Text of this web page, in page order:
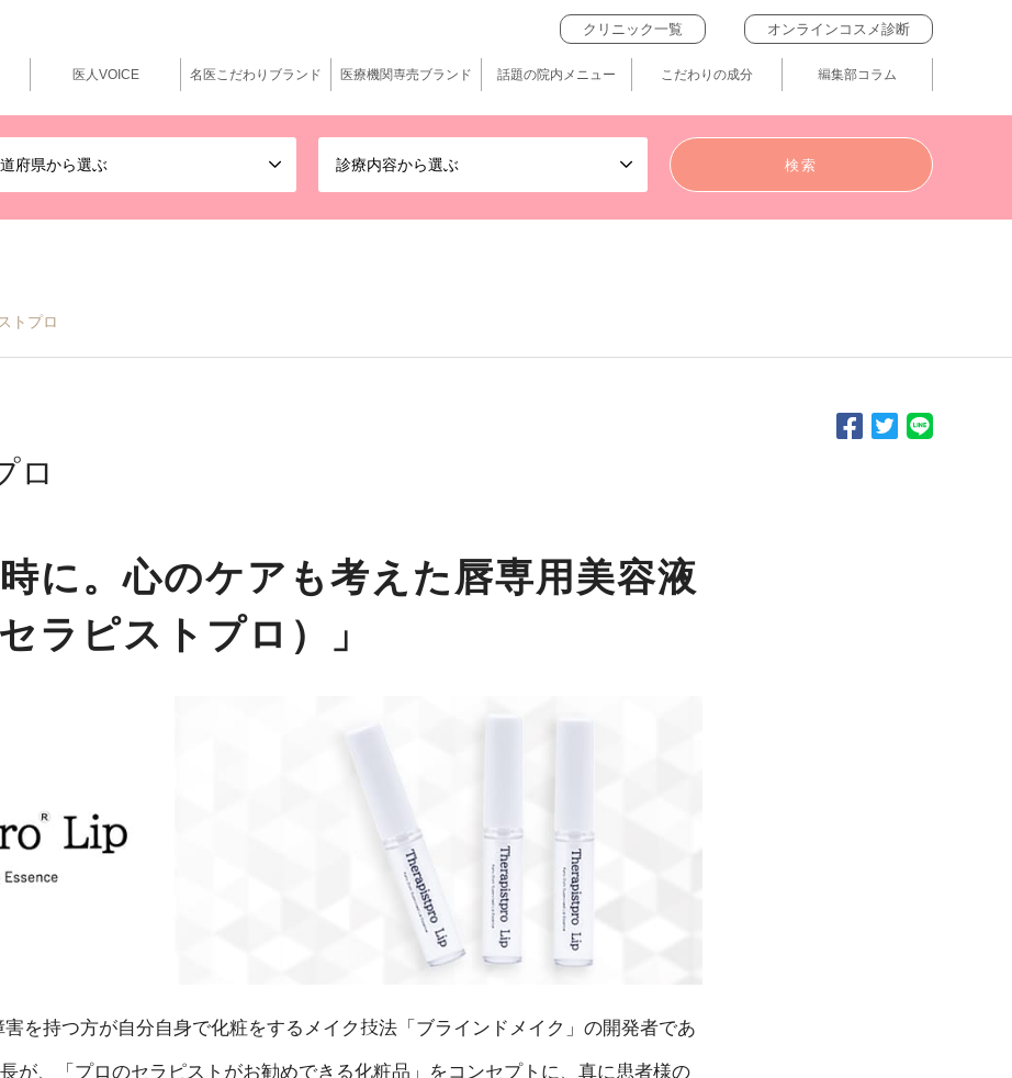
府県から選ぶ 診療内容から選ぶ
クリニック一覧 オンラインコスメ診断
医人VOICE 名医こだわりブランド 医療機関専売ブランド 話題の院内メニュー こだわりの成分 編集部コラム
トプロ
ロ
に。心のケアも考えた唇専用美容液
セラピストプロ）」
を持つ方が自分自身で化粧をするメイク技法「ブラインドメイク」の開発者であ
が、「プロのセラピストがお勧めできる化粧品」をコンセプトに、真に患者様の